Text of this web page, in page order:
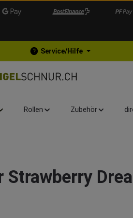
Service/Hilfe
Rollen Zubehör